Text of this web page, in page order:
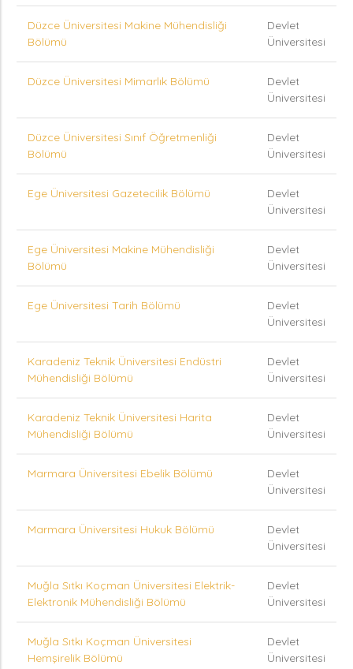
Düzce Üniversitesi Makine Mühendisliği
Bölümü
Devlet
Üniversitesi
Düzce Üniversitesi Mimarlık Bölümü
Devlet
Üniversitesi
Düzce Üniversitesi Sınıf Öğretmenliği
Bölümü
Devlet
Üniversitesi
Ege Üniversitesi Gazetecilik Bölümü
Devlet
Üniversitesi
Ege Üniversitesi Makine Mühendisliği
Bölümü
Devlet
Üniversitesi
Ege Üniversitesi Tarih Bölümü
Devlet
Üniversitesi
Karadeniz Teknik Üniversitesi Endüstri
Mühendisliği Bölümü
Devlet
Üniversitesi
Karadeniz Teknik Üniversitesi Harita
Mühendisliği Bölümü
Devlet
Üniversitesi
Marmara Üniversitesi Ebelik Bölümü
Devlet
Üniversitesi
Marmara Üniversitesi Hukuk Bölümü
Devlet
Üniversitesi
Muğla Sıtkı Koçman Üniversitesi Elektrik-
Elektronik Mühendisliği Bölümü
Devlet
Üniversitesi
Muğla Sıtkı Koçman Üniversitesi
Hemşirelik Bölümü
Devlet
Üniversitesi